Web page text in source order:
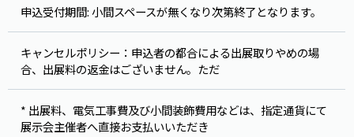
申込受付期間: 小間スペースが無くなり次第終了となります。
キャンセルポリシー：申込者の都合による出展取りやめの場
合、出展料の返金はございません。ただ
* 出展料、電気工事費及び小間装飾費用などは、指定通貨にて
展示会主催者へ直接お支払いいただき